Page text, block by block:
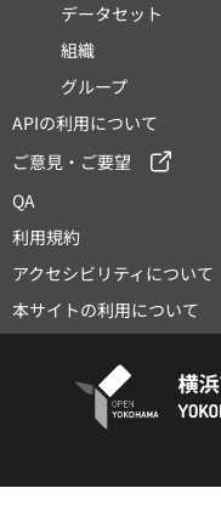
データセット
組織
グループ
APIの利用について
ご意見・ご要望
QA
利用規約
アクセシビリティについて
本サイトの利用について